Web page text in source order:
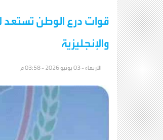
قوات درع الوطن تستعد
والإنجليزية
الأربعاء - 03 يونيو 2026 - 03:58 م